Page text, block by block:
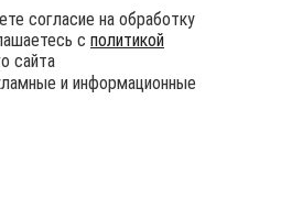
согласие на обработку
с политикой
сайта
и информационные